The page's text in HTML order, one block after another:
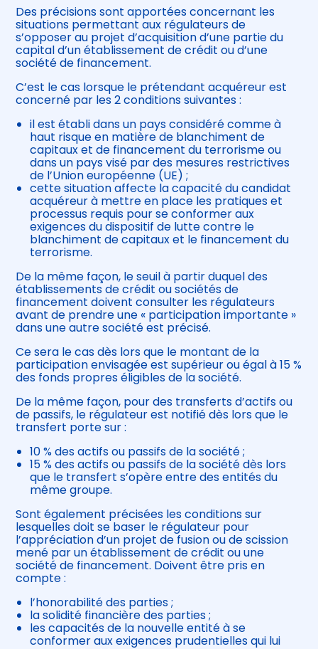
Des précisions sont apportées concernant les
situations permettant aux régulateurs de
s’opposer au projet d’acquisition d’une partie du
capital d’un établissement de crédit ou d’une
société de financement.
C’est le cas lorsque le prétendant acquéreur est
concerné par les 2 conditions suivantes :
il est établi dans un pays considéré comme à
haut risque en matière de blanchiment de
capitaux et de financement du terrorisme ou
dans un pays visé par des mesures restrictives
de l’Union européenne (UE) ;
cette situation affecte la capacité du candidat
acquéreur à mettre en place les pratiques et
processus requis pour se conformer aux
exigences du dispositif de lutte contre le
blanchiment de capitaux et le financement du
terrorisme.
De la même façon, le seuil à partir duquel des
établissements de crédit ou sociétés de
financement doivent consulter les régulateurs
avant de prendre une « participation importante »
dans une autre société est précisé.
Ce sera le cas dès lors que le montant de la
participation envisagée est supérieur ou égal à 15 %
des fonds propres éligibles de la société.
De la même façon, pour des transferts d’actifs ou
de passifs, le régulateur est notifié dès lors que le
transfert porte sur :
10 % des actifs ou passifs de la société ;
15 % des actifs ou passifs de la société dès lors
que le transfert s’opère entre des entités du
même groupe.
Sont également précisées les conditions sur
lesquelles doit se baser le régulateur pour
l’appréciation d’un projet de fusion ou de scission
mené par un établissement de crédit ou une
société de financement. Doivent être pris en
compte :
l’honorabilité des parties ;
la solidité financière des parties ;
les capacités de la nouvelle entité à se
conformer aux exigences prudentielles qui lui